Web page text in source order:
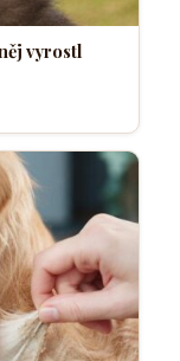
vyrostl